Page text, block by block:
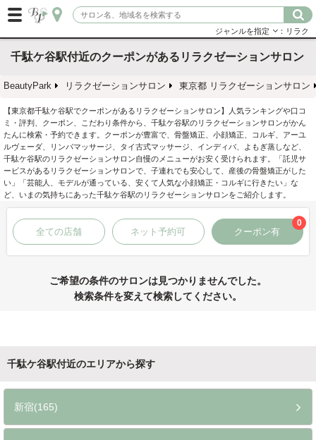
ジャンルを指定 ：リラク
千駄ケ谷駅付近のクーポンがあるリラクゼーションサロン
BeautyPark リラクゼーションサロン 東京都 リラクゼーションサロン
【東京都千駄ケ谷駅でクーポンがあるリラクゼーションサロン】人気ランキングや口コ
ミ・評判、クーポン、こだわり条件から、千駄ケ谷駅のリラクゼーションサロンがかん
たんに検索・予約できます。クーポンが豊富で、骨盤矯正、小顔矯正、コルギ、アーユ
ルヴェーダ、リンパマッサージ、タイ古式マッサージ、インディバ、よもぎ蒸しなど、
千駄ケ谷駅のリラクゼーションサロン自慢のメニューがお安く受けられます。「託児サ
ービスがあるリラクゼーションサロンで、子連れでも安心して、産後の骨盤矯正がした
い」「芸能人、モデルが通っている、安くて人気な小顔矯正・コルギに行きたい」な
ど、いまの気持ちにあった千駄ケ谷駅のリラクゼーションサロンをご紹介します。
全ての店舗 ネット予約可 クーポン有
0
ご希望の条件のサロンは見つかりませんでした。
検索条件を変えて検索してください。
千駄ケ谷駅付近のエリアから探す
新宿(165)